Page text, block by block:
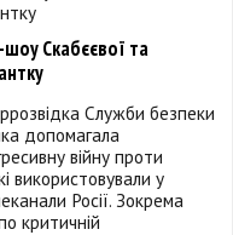
Скабєєвої та
Служби безпеки
допомагала
війну проти
використовували у
Росії. Зокрема
критичній